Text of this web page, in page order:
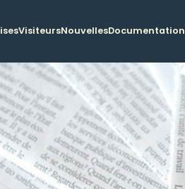
VisiteursNouvellesDocumentation